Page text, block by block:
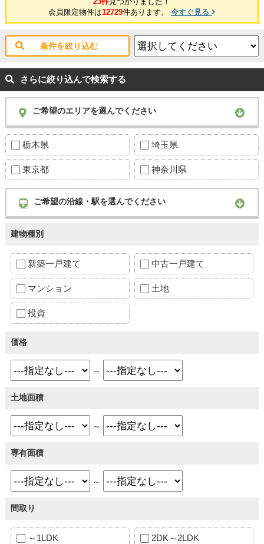
会員限定物件は12729件あります。 今すぐ見る
条件を絞り込む
さらに絞り込んで検索する
ご希望のエリアを選んでください
栃木県 埼玉県
東京都 神奈川県
ご希望の沿線・駅を選んでください
建物種別
新築一戸建て 中古一戸建て
マンション 土地
投資
価格
～
土地面積
～
専有面積
～
間取り
～1LDK 2DK～2LDK